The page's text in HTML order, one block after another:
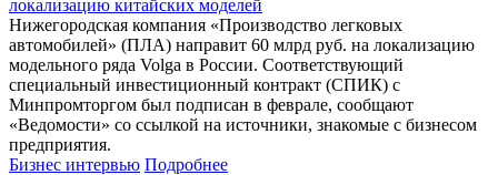
локализацию китайских моделей
Нижегородская компания «Производство легковых
автомобилей» (ПЛА) направит 60 млрд руб. на локализацию
модельного ряда Volga в России. Соответствующий
специальный инвестиционный контракт (СПИК) с
Минпромторгом был подписан в феврале, сообщают
«Ведомости» со ссылкой на источники, знакомые с бизнесом
предприятия.
Бизнес интервью Подробнее